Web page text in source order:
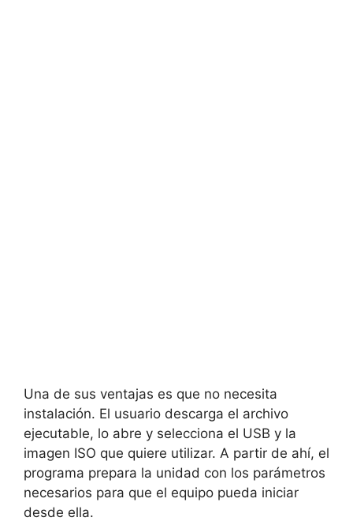
Una de sus ventajas es que no necesita
instalación. El usuario descarga el archivo
ejecutable, lo abre y selecciona el USB y la
imagen ISO que quiere utilizar. A partir de ahí, el
programa prepara la unidad con los parámetros
necesarios para que el equipo pueda iniciar
desde ella.